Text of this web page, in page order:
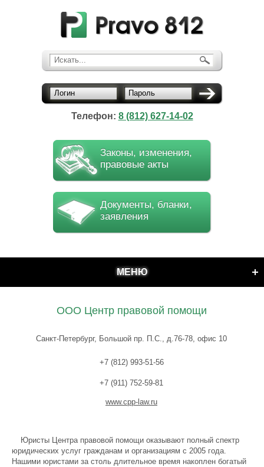
Искать...
Логин Пароль
Телефон: 8 (812) 627-14-02
Законы, изменения,
правовые акты
Документы, бланки,
заявления
МЕНЮ
ООО Центр правовой помощи
Санкт-Петербург, Большой пр. П.С., д.76-78, офис 10
+7 (812) 993-51-56
+7 (911) 752-59-81
www.cpp-law.ru
Юристы Центра правовой помощи оказывают полный спектр
юридических услуг гражданам и организациям с 2005 года.
Нашими юристами за столь длительное время накоплен богатый